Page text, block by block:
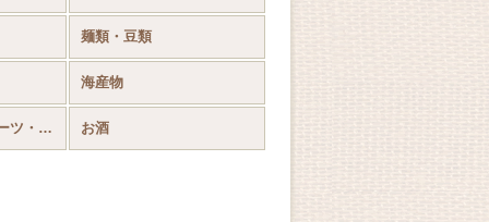
麺類・豆類
海産物
【大山乳業】スイーツ・ギフト お酒